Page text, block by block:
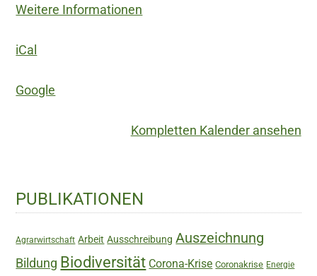
Weitere Informationen
iCal
Google
Kompletten Kalender ansehen
Haupt-
Sidebar
PUBLIKATIONEN
Agrarwirtschaft Arbeit Ausschreibung Auszeichnung
Bildung Biodiversität Corona-Krise Coronakrise Energie